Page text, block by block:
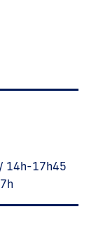
14h-17h45